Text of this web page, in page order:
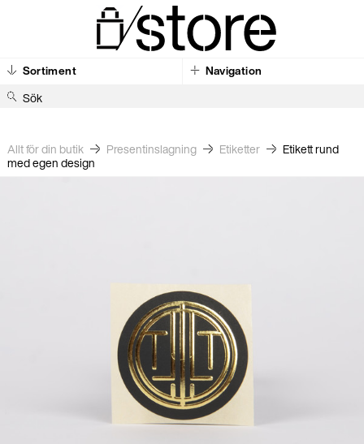
Sortiment Navigation
Sök
Allt för din butik Present­inslagning Etiketter
Etikett rund
med egen design